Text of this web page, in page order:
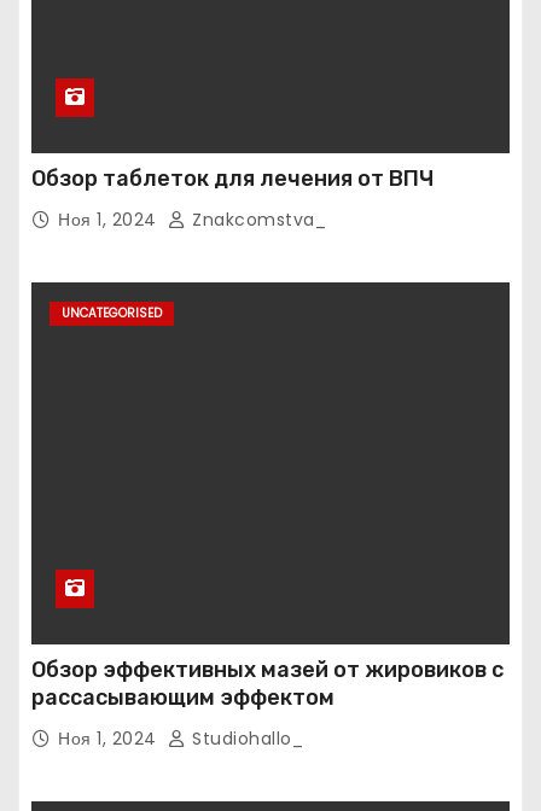
Обзор таблеток для лечения от ВПЧ
Ноя 1, 2024 Znakcomstva_
UNCATEGORISED
Обзор эффективных мазей от жировиков с
рассасывающим эффектом
Ноя 1, 2024 Studiohallo_